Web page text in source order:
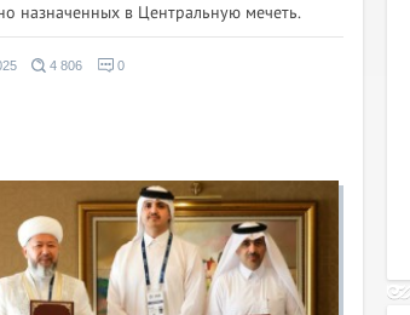
назначенных в Центральную мечеть.
4 806 0